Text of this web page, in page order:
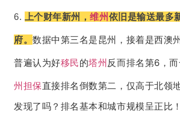
6. 上个财年新州，维州 依旧是输送最多
府。数据中第三名是昆州，接着是西澳
普遍认为好移民的塔州 反而排名第6，
州担保直接排名倒数第二，仅高于北领地
发现了吗？排名基本和城市规模呈正比